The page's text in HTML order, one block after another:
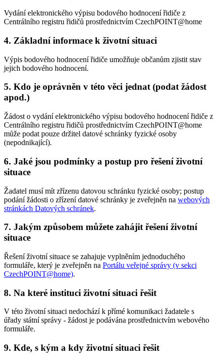
Vydání elektronického výpisu bodového hodnocení řidiče z
Centrálního registru řidičů prostřednictvím CzechPOINT@home
4. Základní informace k životní situaci
Výpis bodového hodnocení řidiče umožňuje občanům zjistit stav
jejich bodového hodnocení.
5. Kdo je oprávněn v této věci jednat (podat žádost
apod.)
Žádost o vydání elektronického výpisu bodového hodnocení řidiče z
Centrálního registru řidičů prostřednictvím CzechPOINT@home
může podat pouze držitel datové schránky fyzické osoby
(nepodnikající).
6. Jaké jsou podmínky a postup pro řešení životní
situace
Žadatel musí mít zřízenu datovou schránku fyzické osoby; postup
podání žádosti o zřízení datové schránky je zveřejněn na webových
stránkách Datových schránek.
7. Jakým způsobem můžete zahájit řešení životní
situace
Řešení životní situace se zahajuje vyplněním jednoduchého
formuláře, který je zveřejněn na Portálu veřejné správy (v sekci
CzechPOINT@home).
8. Na které instituci životní situaci řešit
V této životní situaci nedochází k přímé komunikaci žadatele s
úřady státní správy - žádost je podávána prostřednictvím webového
formuláře.
9. Kde, s kým a kdy životní situaci řešit